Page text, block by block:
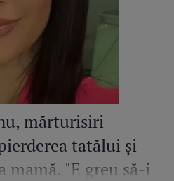
mărturisiri
tatălui și
"E greu să-i